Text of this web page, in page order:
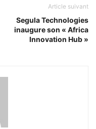
Article suivant
Segula Technologies
inaugure son « Africa
Innovation Hub »